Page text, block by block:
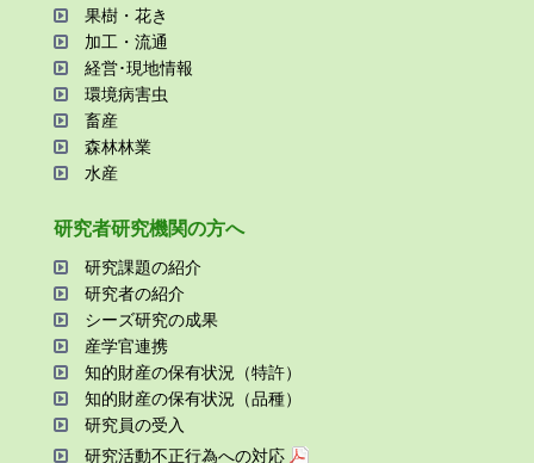
果樹・花き
加⼯・流通
経営･現地情報
環境病害⾍
畜産
森林林業
⽔産
研究者研究機関の⽅へ
研究課題の紹介
研究者の紹介
シーズ研究の成果
産学官連携
知的財産の保有状況（特許）
知的財産の保有状況（品種）
研究員の受⼊
研究活動不正⾏為への対応